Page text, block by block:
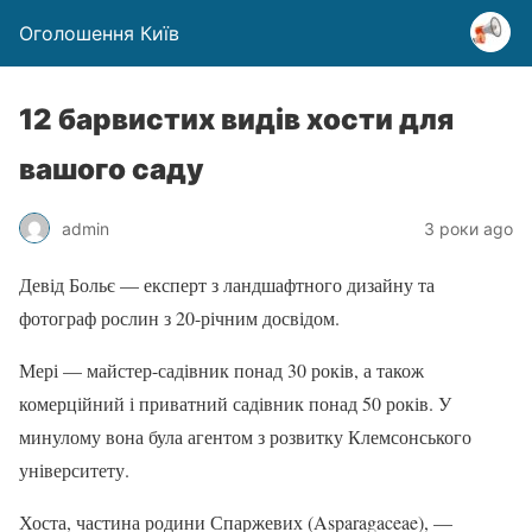
Оголошення Київ
12 барвистих видів хости для
вашого саду
admin 3 роки ago
Девід Больє — експерт з ландшафтного дизайну та
фотограф рослин з 20-річним досвідом.
Мері — майстер-садівник понад 30 років, а також
комерційний і приватний садівник понад 50 років. У
минулому вона була агентом з розвитку Клемсонського
університету.
Хоста, частина родини Спаржевих (Asparagaceae), —